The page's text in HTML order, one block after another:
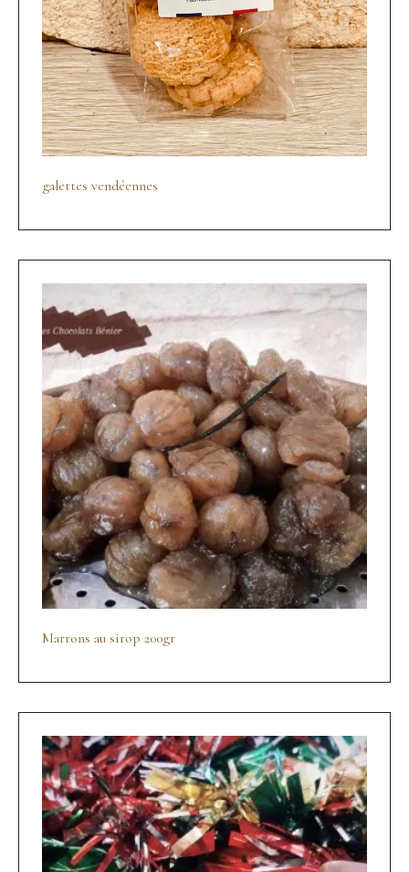
galettes vendéennes
Marrons au sirop 200gr